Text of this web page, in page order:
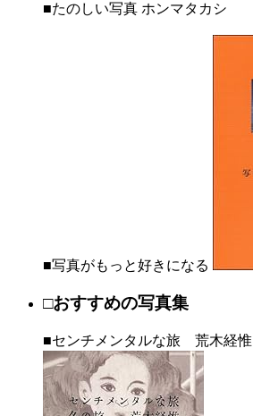
■たのしい写真 ホンマタカシ
■写真がもっと好きになる
□おすすめの写真集
■センチメンタルな旅 荒木経惟